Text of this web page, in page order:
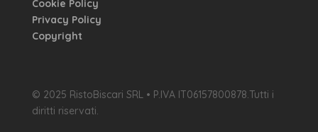
Cookie Policy
Privacy Policy
Copyright
© 2025 RistoBiscari SRL • P.IVA IT06157800878.Tutti i
diritti riservati.